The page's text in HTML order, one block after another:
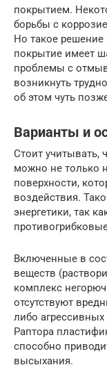
покрытием.
борьбы с
Но такое
покрытие имеет
проблемы с
возникнуть
об этом чуть
Варианты и
Стоит учитывать,
можно не только
поверхности,
воздействия.
энергетики, так
Включенные в
веществ
комплекс
отсутствуют
либо
Раптора
способно
высыхания.